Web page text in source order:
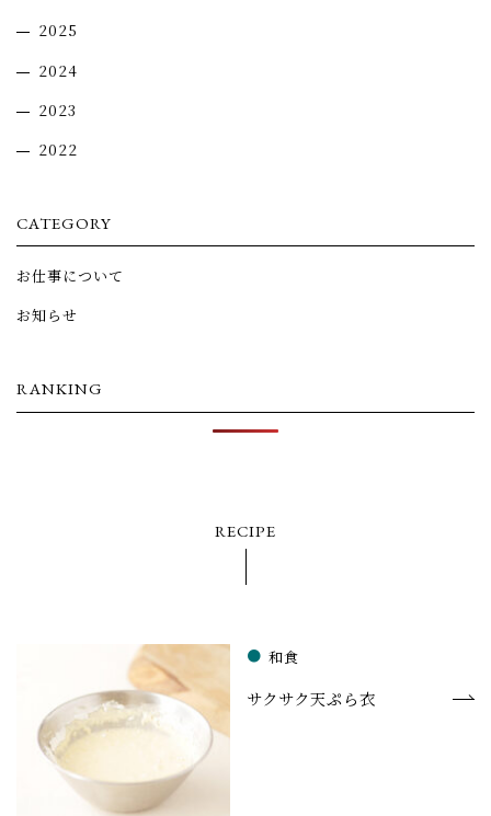
2025
2024
2023
2022
CATEGORY
お仕事について
お知らせ
RANKING
RECIPE
和食
サクサク天ぷら衣